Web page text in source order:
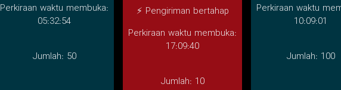
Perkiraan waktu membuka:
05:32:54
Jumlah: 50
⚡ Pengiriman bertahap
Perkiraan waktu membuka:
17:09:40
Jumlah: 10
Perkiraan waktu
10:09:01
Jumlah: 100